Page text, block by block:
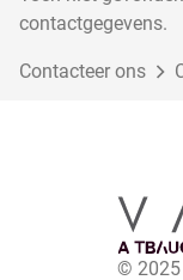
contactgegevens.
Contacteer ons
© 2025